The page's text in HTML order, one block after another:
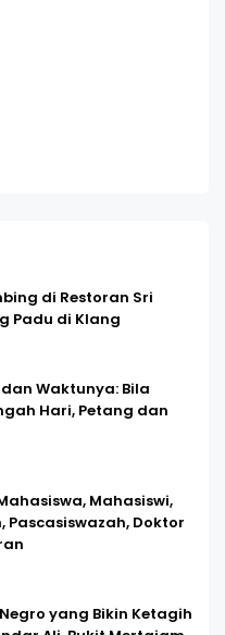
di Restoran Sri
Padu di Klang
Waktunya: Bila
Hari, Petang dan
Mahasiswi,
Pascasiswazah, Doktor
yang Bikin Ketagih